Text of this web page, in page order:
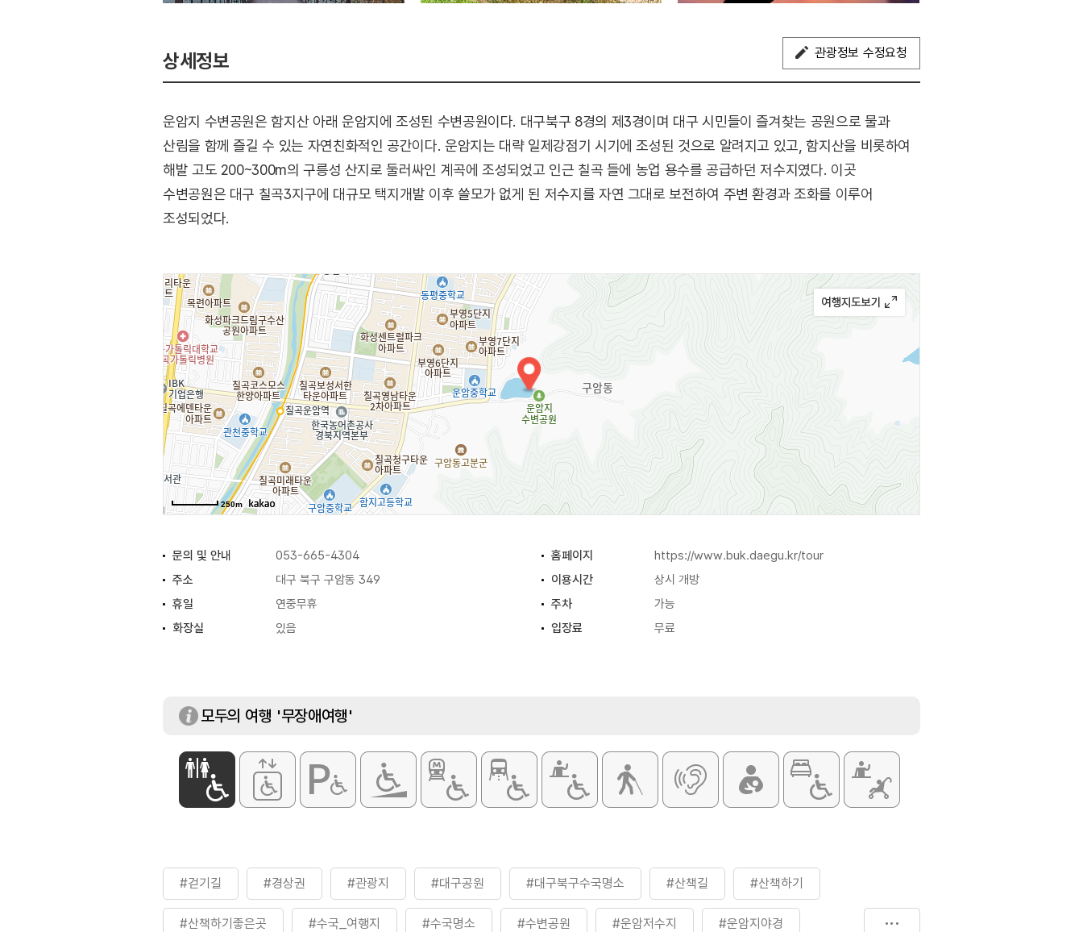
상세정보 관광정보 수정요청
운암지 수변공원은 함지산 아래 운암지에 조성된 수변공원이다. 대구북구 8경의 제3경이며 대구 시민들이 즐겨찾는 공원으로 물과
산림을 함께 즐길 수 있는 자연친화적인 공간이다. 운암지는 대략 일제강점기 시기에 조성된 것으로 알려지고 있고, 함지산을 비롯하여
해발 고도 200~300m의 구릉성 산지로 둘러싸인 계곡에 조성되었고 인근 칠곡 들에 농업 용수를 공급하던 저수지였다. 이곳
수변공원은 대구 칠곡3지구에 대규모 택지개발 이후 쓸모가 없게 된 저수지를 자연 그대로 보전하여 주변 환경과 조화를 이루어
조성되었다.
250m
문의 및 안내 053-665-4304 홈페이지
https://www.buk.daegu.kr/tour
주소
대구 북구 구암동 349 이용시간
상시 개방
휴일
연중무휴 주차
가능
화장실
있음 입장료 무료
모두의 여행 '무장애여행'
#걷기길 #경상권 #관광지 #대구공원 #대구북구수국명소 #산책길 #산책하기
#산책하기좋은곳 #수국_여행지 #수국명소 #수변공원 #운암저수지 #운암지야경